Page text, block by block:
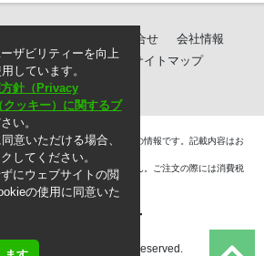
ザビリティーを向上
しています。
針（Privacy
ッキー）に関するブ
い。
意いただける場合、
してください。
にウェブサイトの閲
の使用に同意いた
サポート・お問合せ
会社情報
ご注文に際して サイトマップ
ている情報は、掲載した時点での情報です。記載内容はお
ますのでご了承ください。
には消費税は含まれておりません。ご注文の際には消費税
MG Co., Ltd. All rights reserved.